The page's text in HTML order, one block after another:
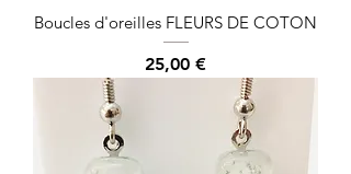
Boucles d'oreilles FLEURS DE COTON
Prix
25,00 €